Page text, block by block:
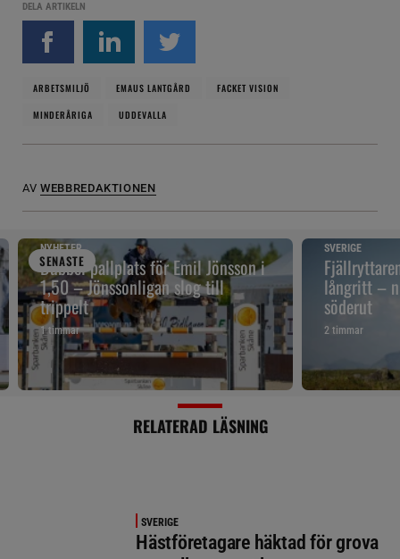
DELA ARTIKELN
ARBETSMILJÖ EMAUS LANTGÅRD
FACKET VISION
MINDERÅRIGA
UDDEVALLA
AV WEBBREDAKTIONEN
SENASTE
NYHETER
Dubbel pallplats för Emil Jönsson i
1,50 – Jönssonligan slog till
trippelt
1 timmar
SVERIGE
långritt –
söderut
2 timmar
RELATERAD LÄSNING
SVERIGE
Hästföretagare häktad för grova